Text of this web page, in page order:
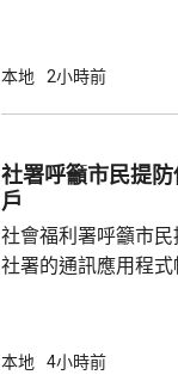
亡，狗主事後聯絡交由
捕。
本地 2小時前
社署呼籲市民提
戶
社會福利署呼籲市
社署的通訊應用程式
內的不明連結，以盗
本地 4小時前